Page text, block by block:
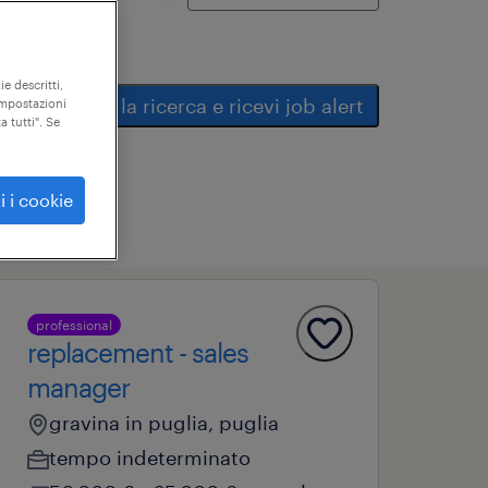
salva la ricerca e ricevi job alert
professional
replacement - sales
manager
gravina in puglia, puglia
tempo indeterminato
descritti,
tutti". Se
i cookie